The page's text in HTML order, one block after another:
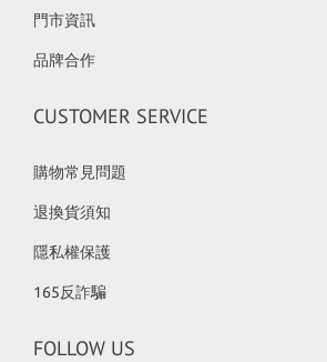
門市資訊
品牌合作
CUSTOMER SERVICE
購物常見問題
退換貨須知
隱私權保護
165反詐騙
FOLLOW US